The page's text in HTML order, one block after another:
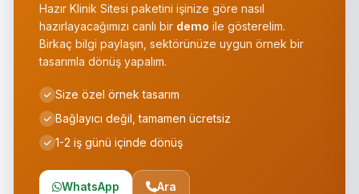
Hazır Klinik Sitesi paketini işinize göre nasıl
hazırlayacağımızı canlı bir demo ile gösterelim.
Birkaç bilgi paylaşın, sektörünüze uygun örnek bir
tasarımla dönüş yapalım.
Size özel örnek tasarım
Bağlayıcı değil, tamamen ücretsiz
1-2 iş günü içinde dönüş
WhatsApp Ara